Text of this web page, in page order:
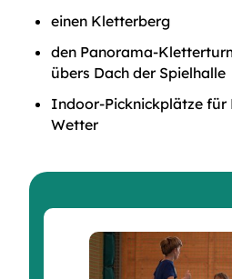
einen Kletterberg
den Panorama-
übers Dach der Spielhalle
Indoor-Picknickplätze für
Wetter